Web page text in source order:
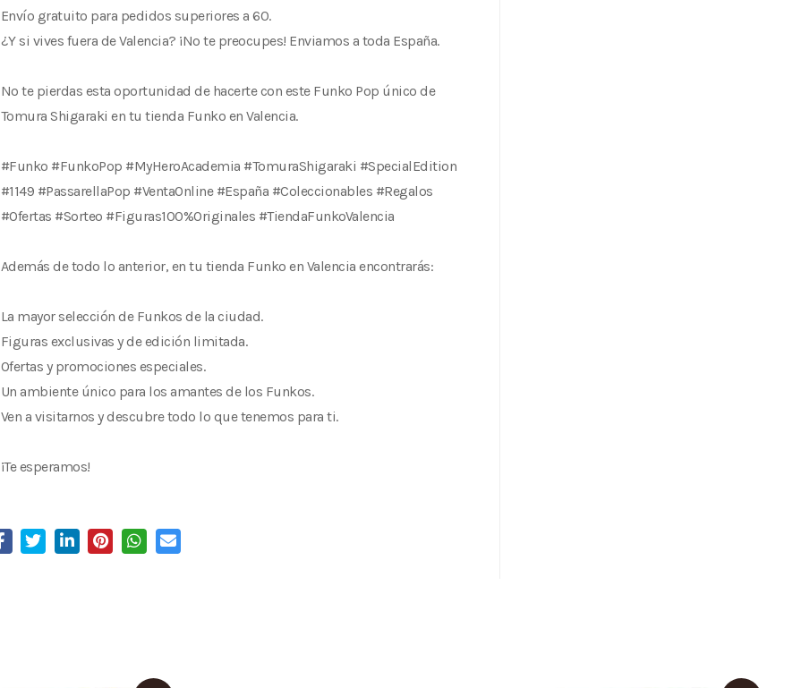
Envío gratuito para pedidos superiores a 60.
¿Y si vives fuera de Valencia? ¡No te preocupes! Enviamos a toda España.
No te pierdas esta oportunidad de hacerte con este Funko Pop único de
Tomura Shigaraki en tu tienda Funko en Valencia.
#Funko #FunkoPop #MyHeroAcademia #TomuraShigaraki #SpecialEdition
#1149 #PassarellaPop #VentaOnline #España #Coleccionables #Regalos
#Ofertas #Sorteo #Figuras100%Originales #TiendaFunkoValencia
Además de todo lo anterior, en tu tienda Funko en Valencia encontrarás:
La mayor selección de Funkos de la ciudad.
Figuras exclusivas y de edición limitada.
Ofertas y promociones especiales.
Un ambiente único para los amantes de los Funkos.
Ven a visitarnos y descubre todo lo que tenemos para ti.
¡Te esperamos!